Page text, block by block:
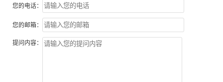
您的电话：
您的邮箱：
提问内容：